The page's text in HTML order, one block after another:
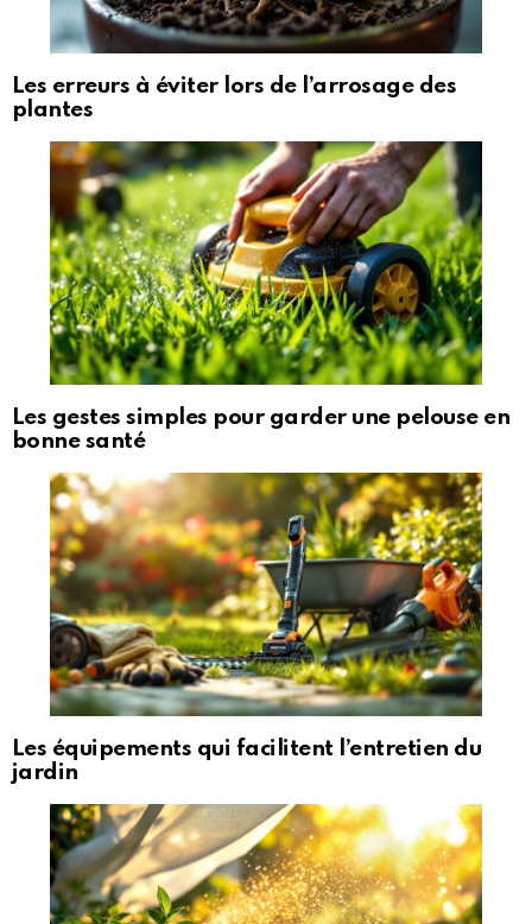
Les erreurs à éviter lors de l’arrosage des
plantes
Les gestes simples pour garder une pelouse en
bonne santé
Les équipements qui facilitent l’entretien du
jardin